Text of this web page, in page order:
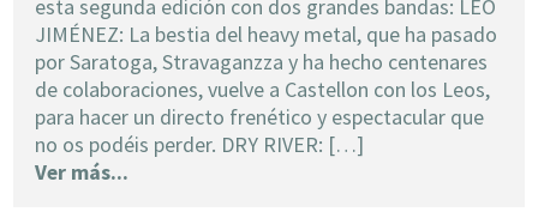
esta segunda edición con dos grandes bandas: LEO
JIMÉNEZ: La bestia del heavy metal, que ha pasado
por Saratoga, Stravaganzza y ha hecho centenares
de colaboraciones, vuelve a Castellon con los Leos,
para hacer un directo frenético y espectacular que
no os podéis perder. DRY RIVER: […]
Ver más...